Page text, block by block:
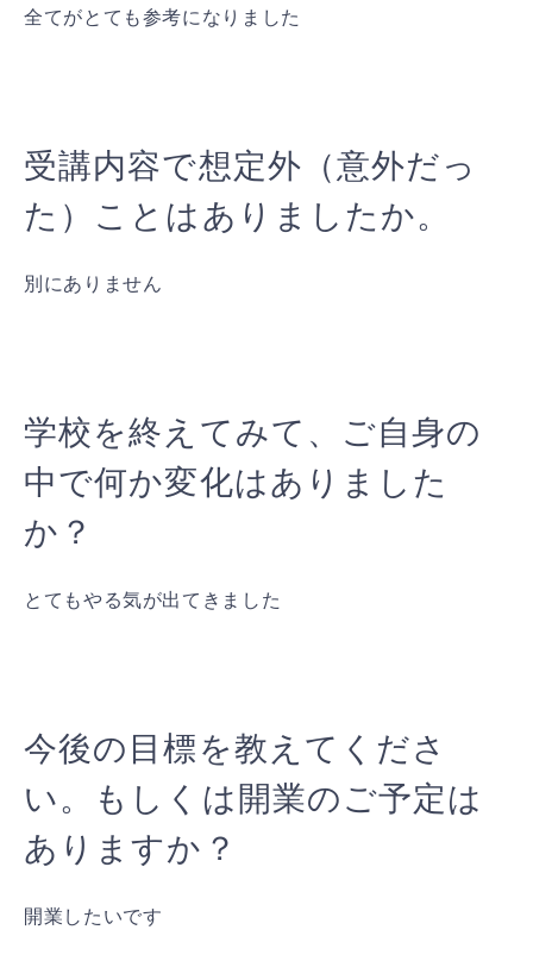
全てがとても参考になりました
受講内容で想定外（意外だっ
た）ことはありましたか。
別にありません
学校を終えてみて、ご自身の
中で何か変化はありました
か？
とてもやる気が出てきました
今後の目標を教えてくださ
い。もしくは開業のご予定は
ありますか？
開業したいです